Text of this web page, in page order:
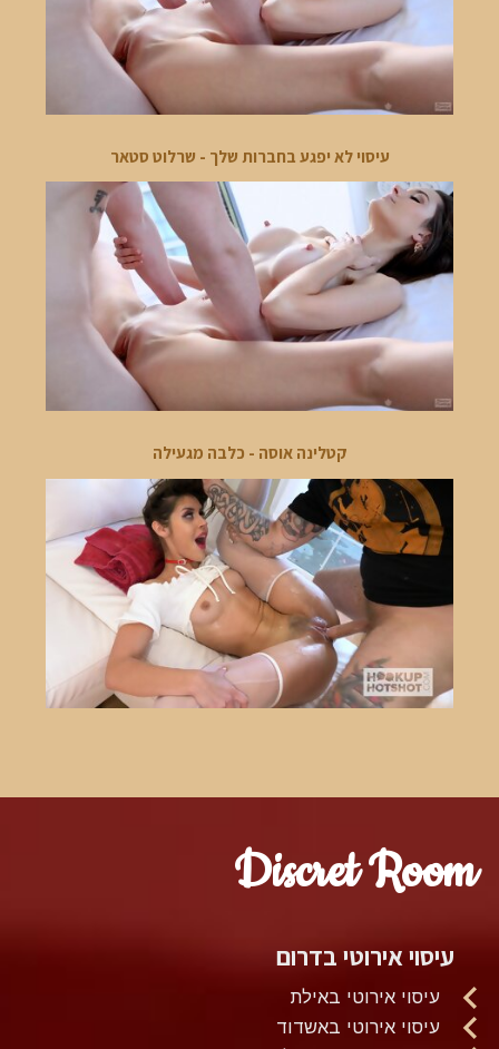
עיסוי לא יפגע בחברות שלך - שרלוט סטאר
קטלינה אוסה - כלבה מגעילה
Discret Room
עיסוי אירוטי בדרום
עיסוי אירוטי באילת
עיסוי אירוטי באשדוד